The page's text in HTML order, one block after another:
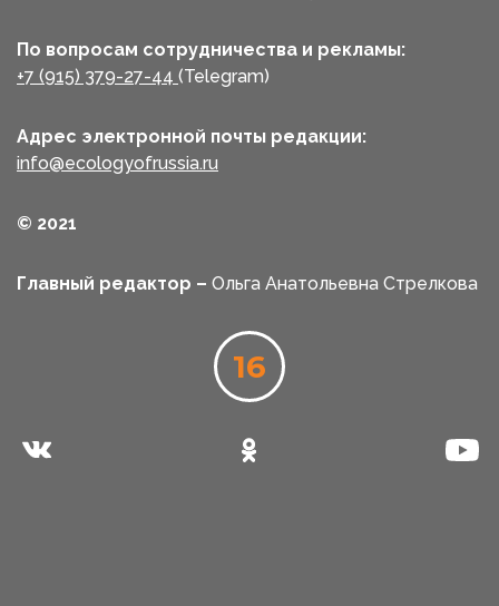
По вопросам сотрудничества и рекламы:
+7 (915) 379-27-44 (Telegram)
Адрес электронной почты редакции:
info@ecologyofrussia.ru
© 2021
Главный редактор – Ольга Анатольевна Стрелкова
16